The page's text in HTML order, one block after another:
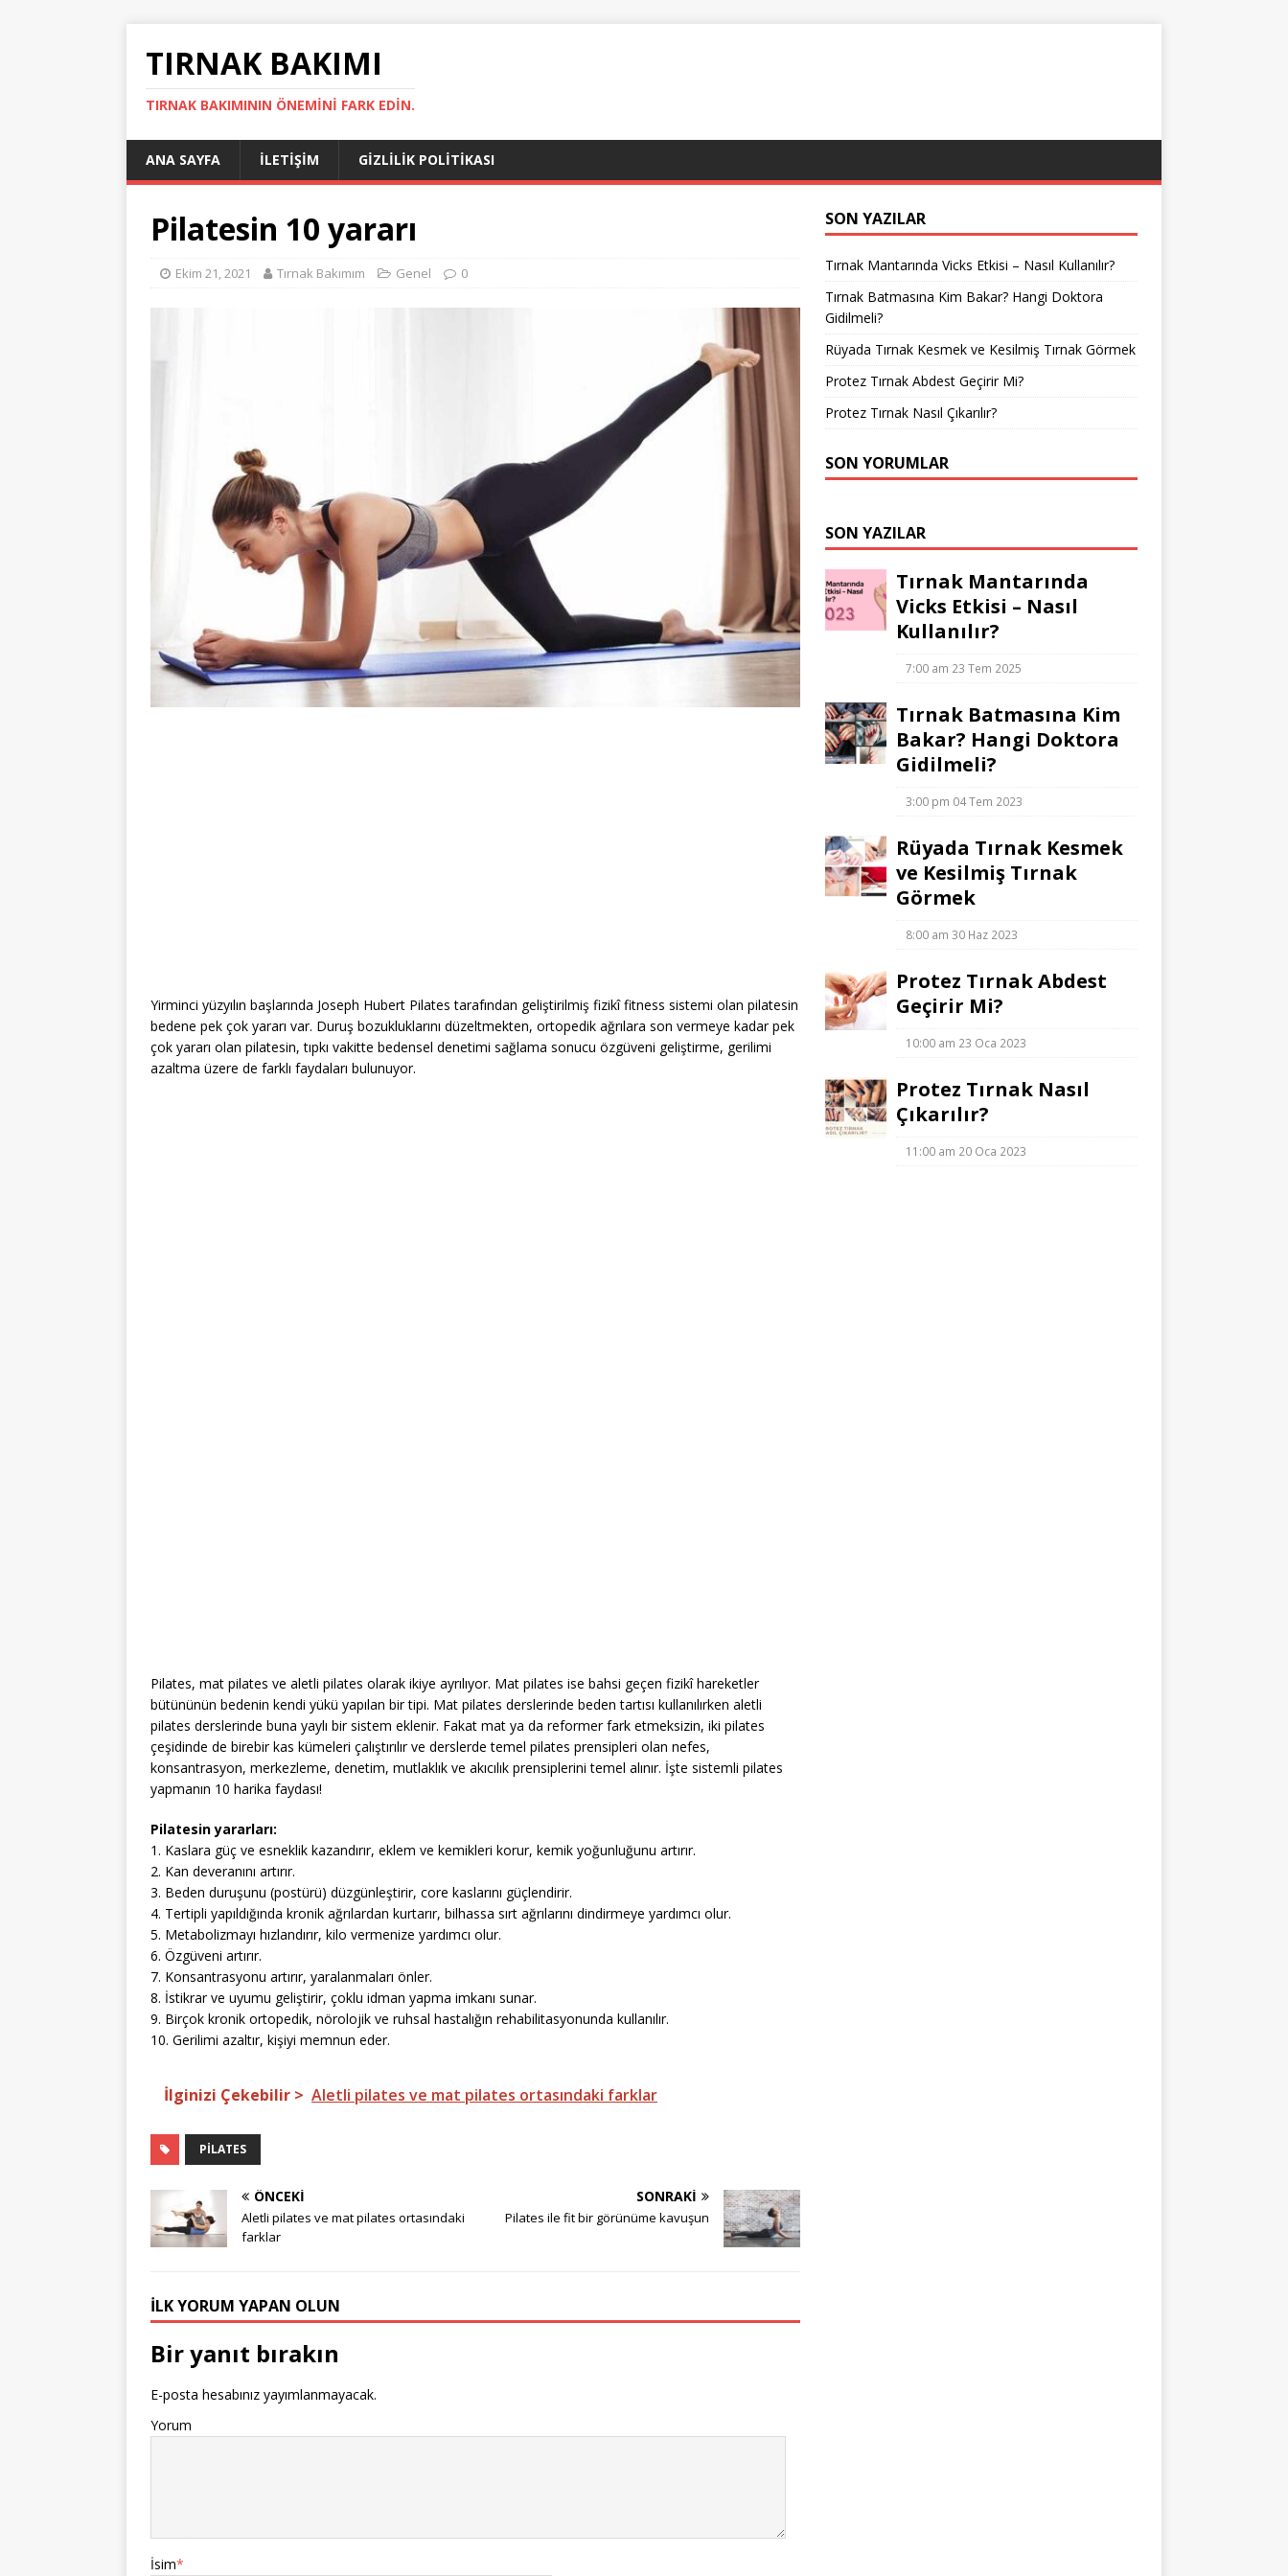
TIRNAK BAKIMI
TIRNAK BAKIMININ ÖNEMINI FARK EDIN.
ANA SAYFA İLETIŞIM GIZLILIK POLITIKASI
Pilatesin 10 yararı
Ekim 21, 2021 Tırnak Bakımım Genel 0
Yirminci yüzyılın başlarında Joseph Hubert Pilates tarafından geliştirilmiş fizikî fitness sistemi olan pilatesin
bedene pek çok yararı var. Duruş bozukluklarını düzeltmekten, ortopedik ağrılara son vermeye kadar pek
çok yararı olan pilatesin, tıpkı vakitte bedensel denetimi sağlama sonucu özgüveni geliştirme, gerilimi
azaltma üzere de farklı faydaları bulunuyor.
Pilates, mat pilates ve aletli pilates olarak ikiye ayrılıyor. Mat pilates ise bahsi geçen fizikî hareketler
bütününün bedenin kendi yükü yapılan bir tipi. Mat pilates derslerinde beden tartısı kullanılırken aletli
pilates derslerinde buna yaylı bir sistem eklenir. Fakat mat ya da reformer fark etmeksizin, iki pilates
çeşidinde de birebir kas kümeleri çalıştırılır ve derslerde temel pilates prensipleri olan nefes,
konsantrasyon, merkezleme, denetim, mutlaklık ve akıcılık prensiplerini temel alınır. İşte sistemli pilates
yapmanın 10 harika faydası!
Pilatesin yararları:
1. Kaslara güç ve esneklik kazandırır, eklem ve kemikleri korur, kemik yoğunluğunu artırır.
2. Kan deveranını artırır.
3. Beden duruşunu (postürü) düzgünleştirir, core kaslarını güçlendirir.
4. Tertipli yapıldığında kronik ağrılardan kurtarır, bilhassa sırt ağrılarını dindirmeye yardımcı olur.
5. Metabolizmayı hızlandırır, kilo vermenize yardımcı olur.
6. Özgüveni artırır.
7. Konsantrasyonu artırır, yaralanmaları önler.
8. İstikrar ve uyumu geliştirir, çoklu idman yapma imkanı sunar.
9. Birçok kronik ortopedik, nörolojik ve ruhsal hastalığın rehabilitasyonunda kullanılır.
10. Gerilimi azaltır, kişiyi memnun eder.
İlginizi Çekebilir > Aletli pilates ve mat pilates ortasındaki farklar
PILATES
ÖNCEKI
Aletli pilates ve mat pilates ortasındaki
farklar
SONRAKI
Pilates ile fit bir görünüme kavuşun
İLK YORUM YAPAN OLUN
Bir yanıt bırakın
E-posta hesabınız yayımlanmayacak.
Yorum
İsim*
SON YAZILAR
Tırnak Mantarında Vicks Etkisi – Nasıl Kullanılır?
Tırnak Batmasına Kim Bakar? Hangi Doktora
Gidilmeli?
Rüyada Tırnak Kesmek ve Kesilmiş Tırnak Görmek
Protez Tırnak Abdest Geçirir Mi?
Protez Tırnak Nasıl Çıkarılır?
SON YORUMLAR
SON YAZILAR
Tırnak Mantarında
Vicks Etkisi – Nasıl
Kullanılır?
7:00 am 23 Tem 2025
Tırnak Batmasına Kim
Bakar? Hangi Doktora
Gidilmeli?
3:00 pm 04 Tem 2023
Rüyada Tırnak Kesmek
ve Kesilmiş Tırnak
Görmek
8:00 am 30 Haz 2023
Protez Tırnak Abdest
Geçirir Mi?
10:00 am 23 Oca 2023
Protez Tırnak Nasıl
Çıkarılır?
11:00 am 20 Oca 2023